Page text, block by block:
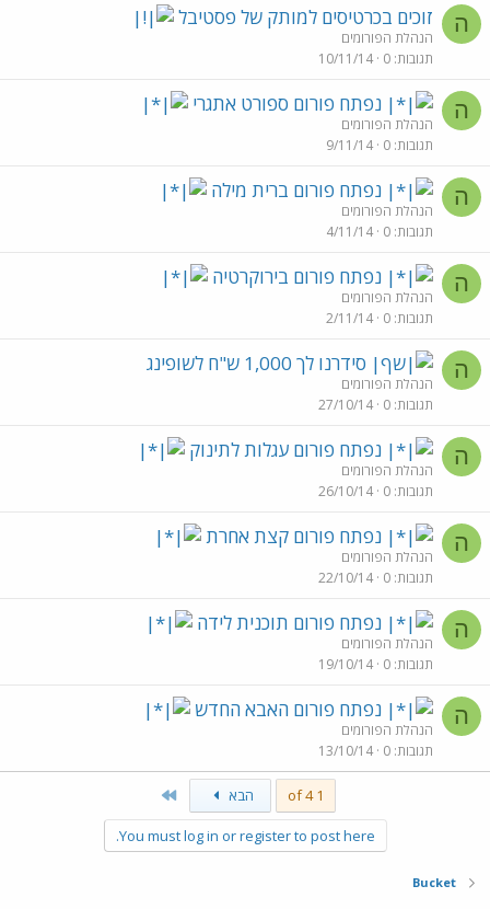
ה זוכים בכרטיסים למותק של פסטיבל
הנהלת הפורומים
תגובות 0
10/11/14
ה נפתח פורום ספורט אתגרי
הנהלת הפורומים
תגובות 0
9/11/14
ה נפתח פורום ברית מילה
הנהלת הפורומים
תגובות 0
4/11/14
ה נפתח פורום בירוקרטיה
הנהלת הפורומים
תגובות 0
2/11/14
ה סידרנו לך 1,000 ש"ח לשופינג
הנהלת הפורומים
תגובות 0
27/10/14
ה נפתח פורום עגלות לתינוק
הנהלת הפורומים
תגובות 0
26/10/14
ה נפתח פורום קצת אחרת
הנהלת הפורומים
תגובות 0
22/10/14
ה נפתח פורום תוכנית לידה
הנהלת הפורומים
תגובות 0
19/10/14
ה נפתח פורום האבא החדש
הנהלת הפורומים
תגובות 0
13/10/14
1 of 4 הבא
You must log in or register to post here.
Bucket